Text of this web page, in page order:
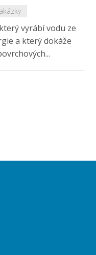
vyrábí vodu ze
a který dokáže